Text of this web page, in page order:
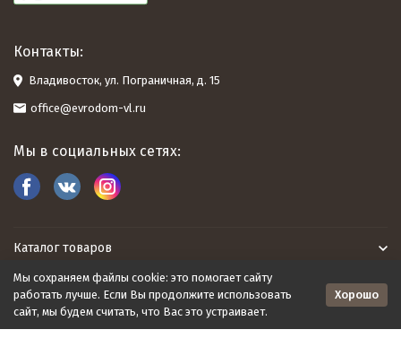
Контакты:
Владивосток, ул. Пограничная, д. 15
office@evrodom-vl.ru
Мы в социальных сетях:
Каталог товаров
Евродом
Мы сохраняем файлы cookie: это помогает сайту
работать лучше. Если Вы продолжите использовать
сайт, мы будем считать, что Вас это устраивает.
Хорошо